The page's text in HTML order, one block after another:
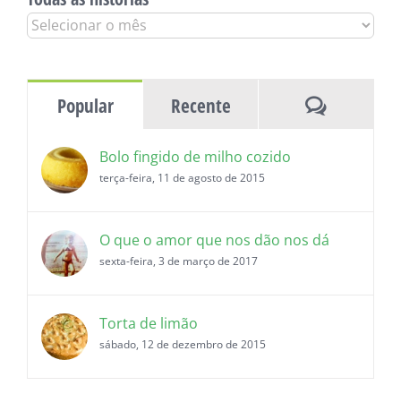
Todas
as
Popular Recente
terça-feira, 11 de agosto de 2015
sexta-feira, 3 de março de 2017
sábado, 12 de dezembro de 2015